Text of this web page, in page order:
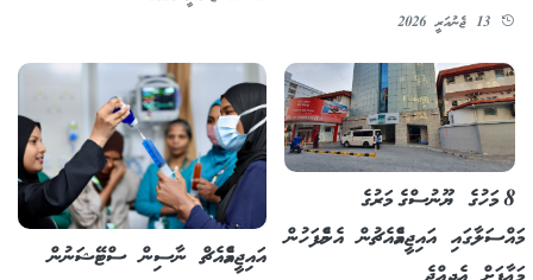
8 މަހުގެ ޔޫނުސްގެ މަރުގެ
މައްސަލާގައި އައިޖީއެމްއެޗުން އެންމެފަހުން
އައިޖީއެމްއެޗް ނާސިން ސްޓޭޝަނުން